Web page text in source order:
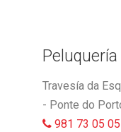
Travesía da
- Ponte do
981 73 05 05